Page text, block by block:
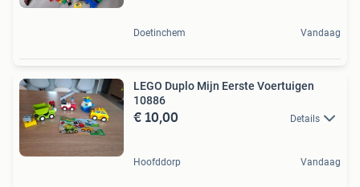
Doetinchem Vandaag
LEGO Duplo Mijn Eerste Voertuigen
10886
€ 10,00 Details
Hoofddorp Vandaag